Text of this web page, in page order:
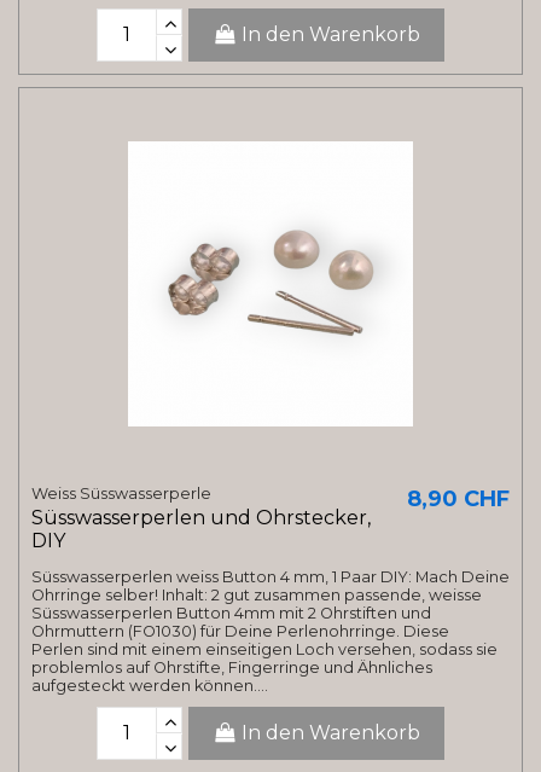
In den Warenkorb
Weiss Süsswasserperle
Süsswasserperlen und Ohrstecker,
DIY
8,90 CHF
Süsswasserperlen weiss Button 4 mm, 1 Paar DIY: Mach Deine
Ohrringe selber! Inhalt: 2 gut zusammen passende, weisse
Süsswasserperlen Button 4mm mit 2 Ohrstiften und
Ohrmuttern (FO1030) für Deine Perlenohrringe. Diese
Perlen sind mit einem einseitigen Loch versehen, sodass sie
problemlos auf Ohrstifte, Fingerringe und Ähnliches
aufgesteckt werden können....
In den Warenkorb